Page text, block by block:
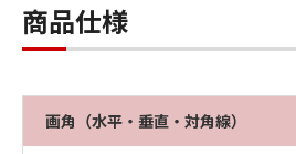
商品仕様
画角（水平・垂直・対角線）